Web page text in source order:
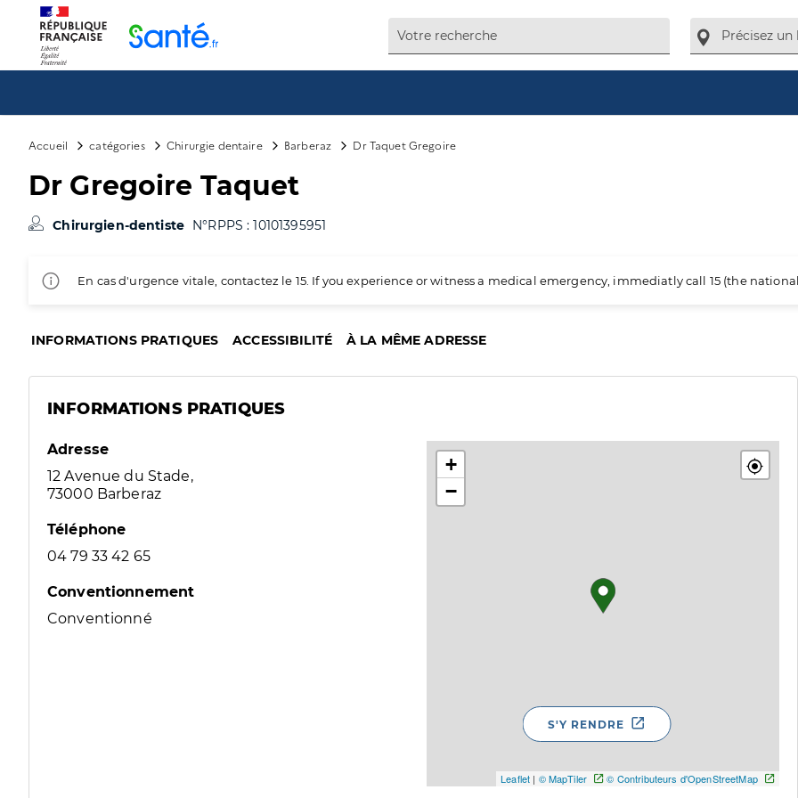
Accueil catégories Chirurgie dentaire Barberaz Dr Taquet Gregoire
Dr Gregoire Taquet
Chirurgien-dentiste N°RPPS : 10101395951
En cas d'urgence vitale, contactez le 15. If you experience or witness a medical emergency, immediatly call 15 (the
INFORMATIONS PRATIQUES ACCESSIBILITÉ À LA MÊME ADRESSE
INFORMATIONS PRATIQUES
Adresse
12 Avenue du Stade,
73000 Barberaz
Téléphone
04 79 33 42 65
Conventionnement
Conventionné
+
−
Leaflet | © MapTiler © Contributeurs d'OpenStreetMap
S'Y RENDRE
Panneau de gestion des cookies